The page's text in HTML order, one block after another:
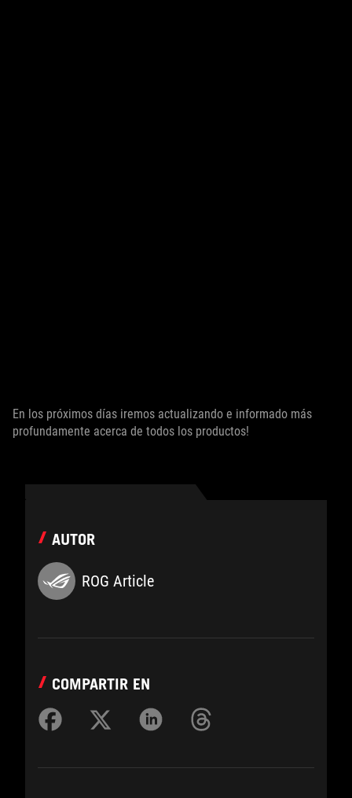
En los próximos días iremos actualizando e informado más
profundamente acerca de todos los productos!
AUTOR
ROG Article
COMPARTIR EN